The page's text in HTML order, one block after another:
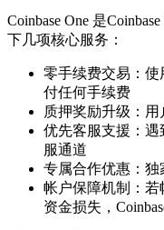
Coinbase One 是
下几项核心服务：
零手续费交易：
付任何手续费
质押奖励升级：
优先客服支援：遇
服通道
专属合作优惠：独
帐户保障机制：
资金损失，